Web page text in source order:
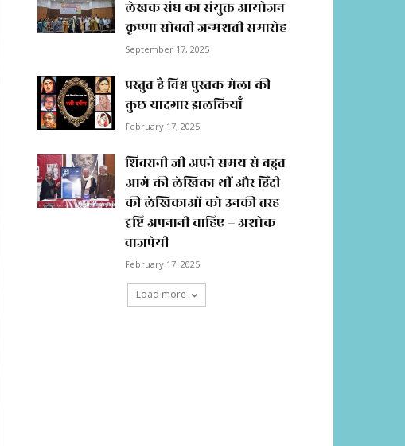
लेखक संघ का संयुक्त आयोजन
कृष्णा सोबती जन्मशती समारोह
September 17, 2025
प्रस्तुत है विश्व पुस्तक मेला की
कुछ यादगार झलकियाॅं
February 17, 2025
शिवरानी जी अपने समय से बहुत
आगे की लेखिका थीं और हिंदी
की लेखिकाओं को उनकी तरह
दृष्टि अपनानी चाहिए – अशोक
वाजपेयी
February 17, 2025
Load more